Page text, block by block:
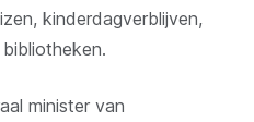
kinderdagverblijven,
minister van